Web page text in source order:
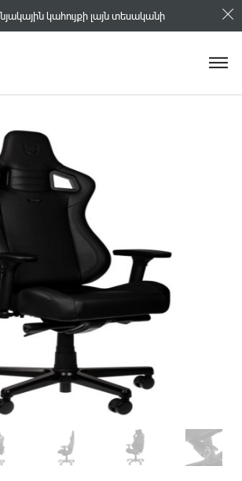
կահույքի լայն տեսականի